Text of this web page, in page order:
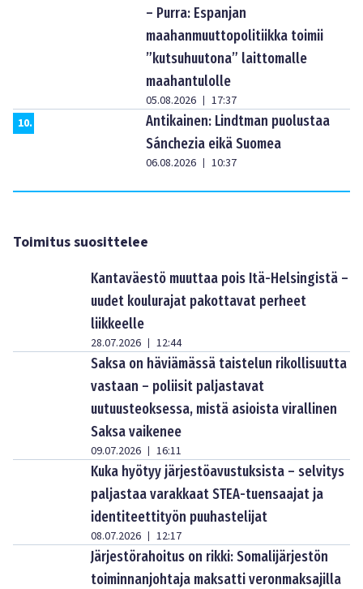
– Purra: Espanjan
maahanmuuttopolitiikka toimii
”kutsuhuutona” laittomalle
maahantulolle
05.08.2026 | 17:37
10.
Antikainen: Lindtman puolustaa
Sánchezia eikä Suomea
06.08.2026 | 10:37
Toimitus suosittelee
Kantaväestö muuttaa pois Itä-Helsingistä –
uudet koulurajat pakottavat perheet
liikkeelle
28.07.2026 | 12:44
Saksa on häviämässä taistelun rikollisuutta
vastaan – poliisit paljastavat
uutuusteoksessa, mistä asioista virallinen
Saksa vaikenee
09.07.2026 | 16:11
Kuka hyötyy järjestöavustuksista – selvitys
paljastaa varakkaat STEA-tuensaajat ja
identiteettityön puuhastelijat
08.07.2026 | 12:17
Järjestörahoitus on rikki: Somalijärjestön
toiminnanjohtaja maksatti veronmaksajilla